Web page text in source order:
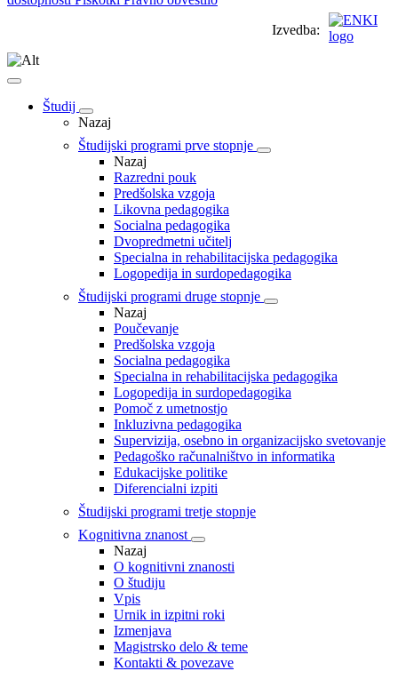
Izvedba:
Študij
Nazaj
Študijski programi prve stopnje
Nazaj
Razredni pouk
Predšolska vzgoja
Likovna pedagogika
Socialna pedagogika
Dvopredmetni učitelj
Specialna in rehabilitacijska pedagogika
Logopedija in surdopedagogika
Študijski programi druge stopnje
Nazaj
Poučevanje
Predšolska vzgoja
Socialna pedagogika
Specialna in rehabilitacijska pedagogika
Logopedija in surdopedagogika
Pomoč z umetnostjo
Inkluzivna pedagogika
Supervizija, osebno in organizacijsko svetovanje
Pedagoško računalništvo in informatika
Edukacijske politike
Diferencialni izpiti
Študijski programi tretje stopnje
Kognitivna znanost
Nazaj
O kognitivni znanosti
O študiju
Vpis
Urnik in izpitni roki
Izmenjava
Magistrsko delo & teme
Kontakti & povezave